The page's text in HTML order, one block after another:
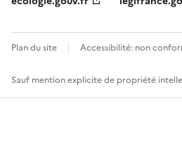
Plan du site Accessibilité: non
Sauf mention explicite de propriété